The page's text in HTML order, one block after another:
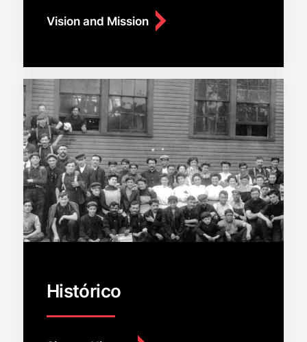
Vision and Mission
Histórico